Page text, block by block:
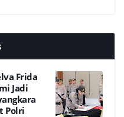
Frida
Jadi
Polri